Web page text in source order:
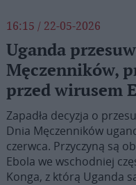
16:15 / 22-05-2026
Uganda
Męczenników,
przed wirusem
Zapadła decyzja o
Dnia Męczenników
czerwca. Przyczyną są
Ebola we wschodniej
Konga, z którą Uganda